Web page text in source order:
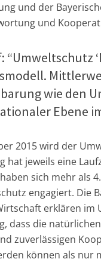
und der
und
“Umweltschutz
wie den
Ebene
2015 wird der
hat jeweils eine
sich mehr als
engagiert. Die
erklären
dass die
zuverlässigen
können als nur